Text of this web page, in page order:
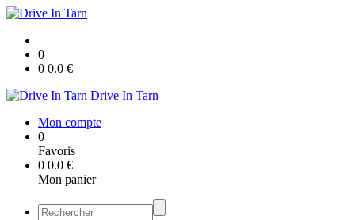
0
0 0.0 €
Drive In Tarn
Mon compte
0
Favoris
0 0.0 €
Mon panier